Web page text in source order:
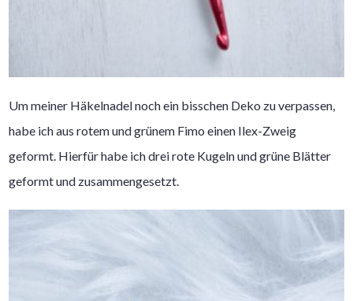
Um meiner Häkelnadel noch ein bisschen Deko zu verpassen,
habe ich aus rotem und grünem Fimo einen Ilex-Zweig
geformt. Hierfür habe ich drei rote Kugeln und grüne Blätter
geformt und zusammengesetzt.